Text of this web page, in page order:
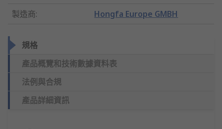
製造商: Hongfa Europe GMBH
規格
產品概覽和技術數據資料表
法例與合規
產品詳細資訊